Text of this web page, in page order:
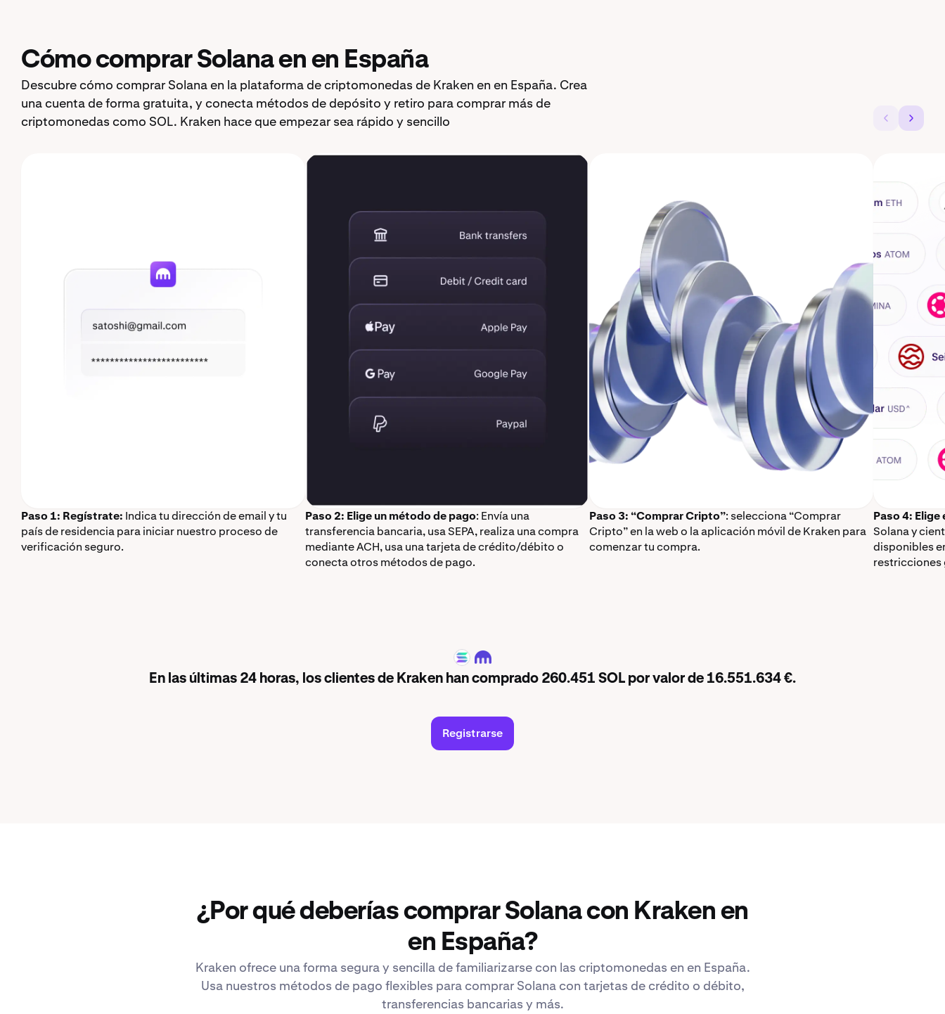
Cómo comprar Solana en en España
Descubre cómo comprar Solana en la plataforma de criptomonedas de Kraken en en España. Crea
una cuenta de forma gratuita, y conecta métodos de depósito y retiro para comprar más de
criptomonedas como SOL. Kraken hace que empezar sea rápido y sencillo
Paso 1: Regístrate: Indica tu dirección de email y tu
país de residencia para iniciar nuestro proceso de
verificación seguro.
Paso 2: Elige un método de pago: Envía una
transferencia bancaria, usa SEPA, realiza una compra
mediante ACH, usa una tarjeta de crédito/débito o
conecta otros métodos de pago.
Paso 3: “Comprar Cripto”: selecciona “Comprar
Cripto” en la web o la aplicación móvil de Kraken para
comenzar tu compra.
Paso 4:
Solana y
disponibles
restricciones
SOL
En las últimas 24 horas, los clientes de Kraken han comprado 260.451 SOL por valor de 16.551.634 €.
Registrarse
¿Por qué deberías comprar Solana con Kraken en
en España?
Kraken ofrece una forma segura y sencilla de familiarizarse con las criptomonedas en en España.
Usa nuestros métodos de pago flexibles para comprar Solana con tarjetas de crédito o débito,
transferencias bancarias y más.